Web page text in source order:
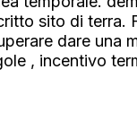
sito di terra.
dare una
, incentivo